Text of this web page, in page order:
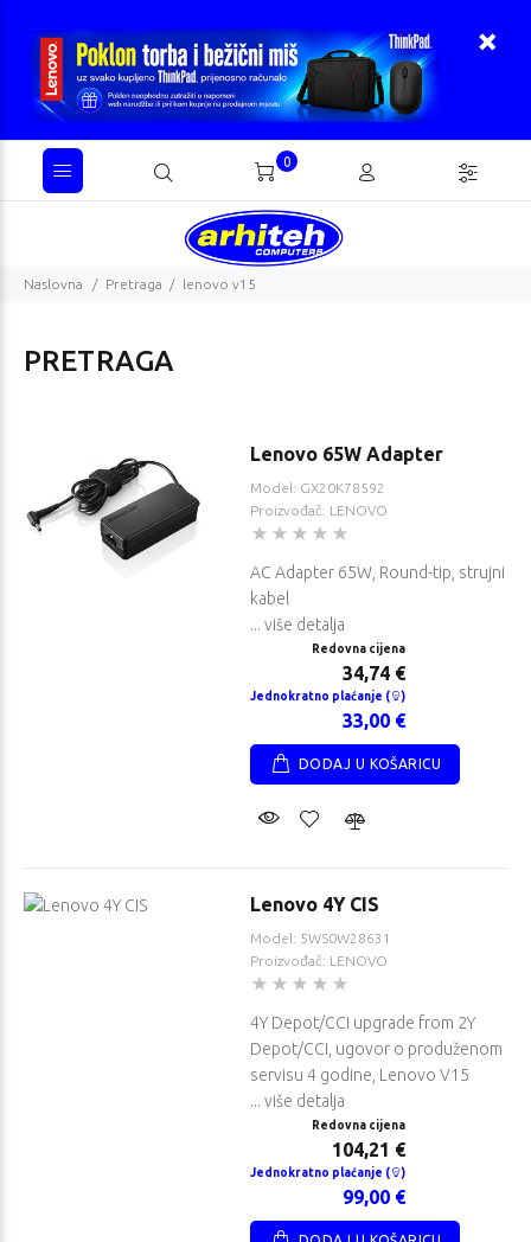
0
Naslovna Pretraga lenovo v15
PRETRAGA
Lenovo 65W Adapter
Model: GX20K78592
Proizvođač: LENOVO
AC Adapter 65W, Round-tip, strujni
kabel
... više detalja
Redovna cijena
34,74 €
Jednokratno plaćanje ( )
33,00 €
DODAJ U KOŠARICU
Lenovo 4Y CIS
Model: 5WS0W28631
Proizvođač: LENOVO
4Y Depot/CCI upgrade from 2Y
Depot/CCI, ugovor o produženom
servisu 4 godine, Lenovo V15
... više detalja
Redovna cijena
104,21 €
Jednokratno plaćanje ( )
99,00 €